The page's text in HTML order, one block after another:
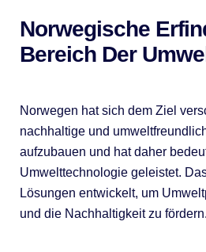
Norwegische
Bereich Der
Norwegen hat sich dem Ziel
nachhaltige und
aufzubauen und hat daher
Umwelttechnologie geleistet.
Lösungen entwickelt, um
und die Nachhaltigkeit zu fördern.